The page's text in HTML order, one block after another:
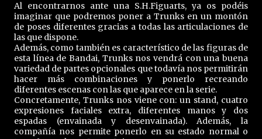
Al encontrarnos ante una S.H.Figuarts, ya os podéis
imaginar que podremos poner a Trunks en un montón
de poses diferentes gracias a todas las articulaciones de
las que dispone.
Además, como también es característico de las figuras de
esta línea de Bandai, Trunks nos vendrá con una buena
variedad de partes opcionales que todavía nos permitirán
hacer más combinaciones y ponerlo recreando
diferentes escenas con las que aparece en la serie.
Concretamente, Trunks nos viene con: un stand, cuatro
expresiones faciales extra, diferentes manos y dos
espadas (envainada y desenvainada). Además, la
compañía nos permite ponerlo en su estado normal o